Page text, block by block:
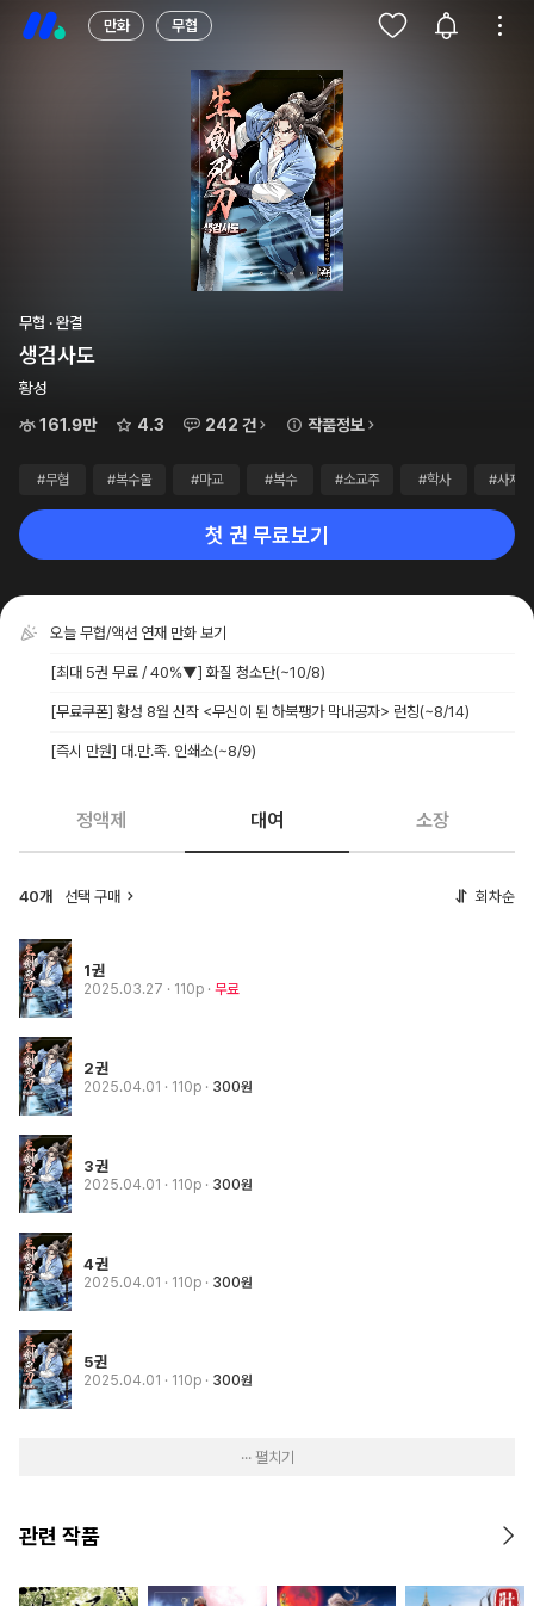
만화 무협
무협 · 완결
생검사도
황성
161.9만
4.3 242 건 작품정보
#무협 #복수물 #마교 #복수 #소교주 #학사 #사제
첫 권 무료보기
오늘 무협/액션 연재 만화 보기
[최대 5권 무료 / 40%▼] 화질 청소단(~10/8)
[무료쿠폰] 황성 8월 신작 <무신이 된 하북팽가 막내공자> 런칭(~8/14)
[즉시 만원] 대.만.족. 인쇄소(~8/9)
정액제 대여 소장
40개 선택 구매 회차순
1권
2025.03.27 · 110p 무료
2권
2025.04.01 · 110p 300원
3권
2025.04.01 · 110p 300원
4권
2025.04.01 · 110p 300원
5권
2025.04.01 · 110p 300원
··· 펼치기
관련 작품